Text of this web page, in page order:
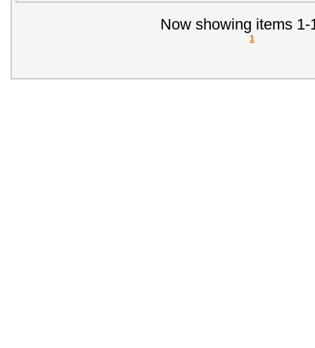
Now showing items 1-
1